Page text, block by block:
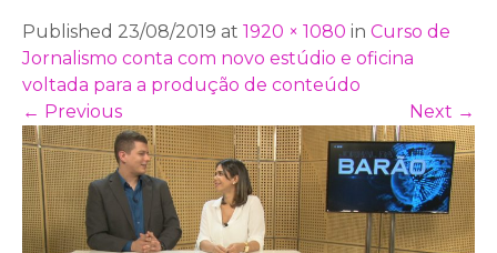
Published 23/08/2019 at 1920 × 1080 in Curso de
Jornalismo conta com novo estúdio e oficina
voltada para a produção de conteúdo
← Previous Next →